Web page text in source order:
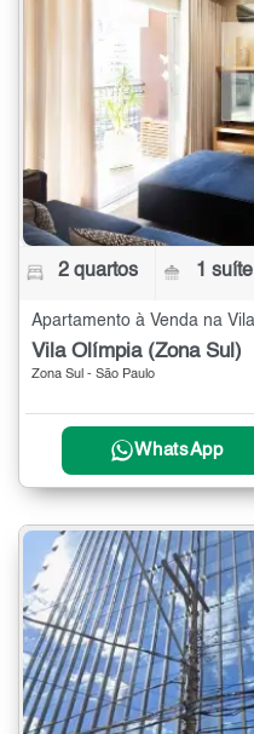
2 quartos 1 suíte
Vila Olímpia (Zona Sul)
Zona Sul - São Paulo
WhatsApp